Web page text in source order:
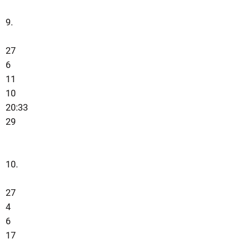
9.
27
6
11
10
20:33
29
10.
27
4
6
17